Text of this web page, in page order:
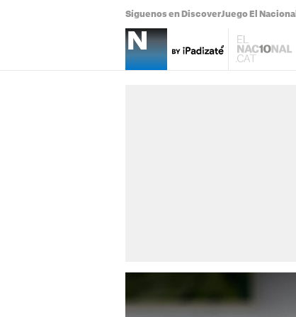
Síguenos en DiscoverJuego El Nacional